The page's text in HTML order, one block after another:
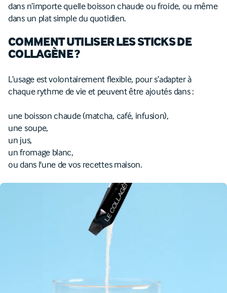
dans n’importe quelle boisson chaude ou froide, ou même
dans un plat simple du quotidien.
COMMENT UTILISER LES STICKS DE
COLLAGÈNE ?
L’usage est volontairement flexible, pour s’adapter à
chaque rythme de vie et peuvent être ajoutés dans :
une boisson chaude (matcha, café, infusion),
une soupe,
un jus,
un fromage blanc,
ou dans l'une de vos recettes maison.